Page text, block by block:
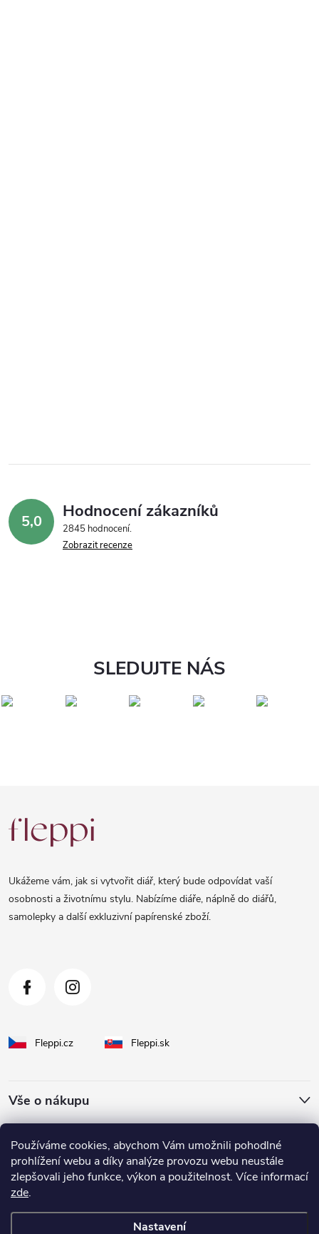
Používáme cookies, abychom Vám umožnili pohodlné
prohlížení webu a díky analýze provozu webu neustále
zlepšovali jeho funkce, výkon a použitelnost. Více informací
zde.
Nastavení
5,0 Hodnocení zákazníků
2845 hodnocení
Zobrazit recenze
SLEDUJTE NÁS
á
Ukážeme vám, jak si vytvořit diář, který bude odpovídat vaší
osobnosti a životnímu stylu. Nabízíme diáře, náplně do diářů,
samolepky a další exkluzivní papírenské zboží.
Fleppi.cz Fleppi.sk
Vše o nákupu
O Fleppi
Inspirace pro vás